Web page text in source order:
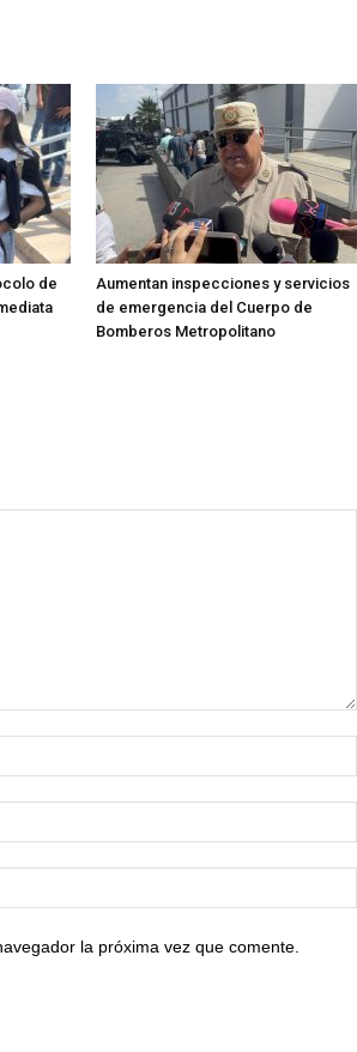
de
Aumentan inspecciones y servicios
de emergencia del Cuerpo de
Bomberos Metropolitano
la próxima vez que comente.